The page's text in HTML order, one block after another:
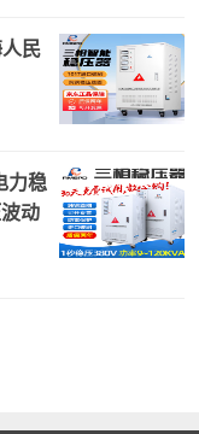
民
力稳
动